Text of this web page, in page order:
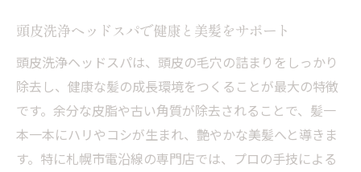
頭皮洗浄ヘッドスパで健康と美髪をサポート
頭皮洗浄ヘッドスパは、頭皮の毛穴の詰まりをしっかり
除去し、健康な髪の成長環境をつくることが最大の特徴
です。余分な皮脂や古い角質が除去されることで、髪一
本一本にハリやコシが生まれ、艶やかな美髪へと導きま
す。特に札幌市電沿線の専門店では、プロの手技による